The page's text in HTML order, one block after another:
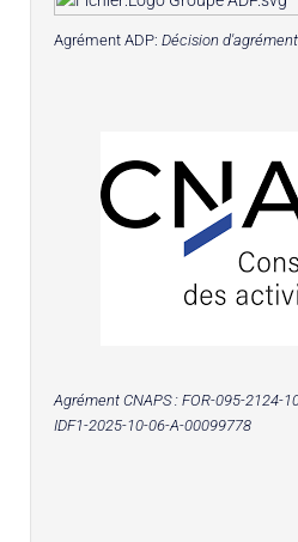
Agrément ADP: Décision
Agrément CNAPS : FOR-095-2124-
IDF1-2025-10-06-A-00099778